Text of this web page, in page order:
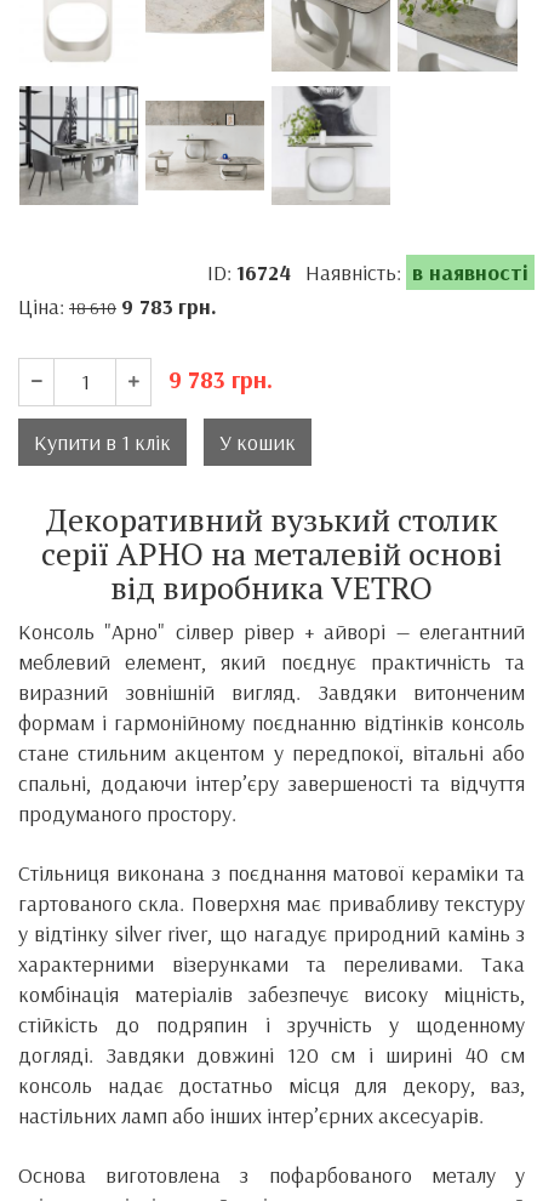
ID: 16724Наявність: в наявності
Ціна: 18 610 9 783 грн.
9 783 грн.
Купити в 1 клік У кошик
Декоративний вузький столик
серії АРНО на металевій основі
від виробника VETRO
Консоль "Арно" сілвер рівер + айворі — елегантний
меблевий елемент, який поєднує практичність та
виразний зовнішній вигляд. Завдяки витонченим
формам і гармонійному поєднанню відтінків консоль
стане стильним акцентом у передпокої, вітальні або
спальні, додаючи інтер’єру завершеності та відчуття
продуманого простору.
Стільниця виконана з поєднання матової кераміки та
гартованого скла. Поверхня має привабливу текстуру
у відтінку silver river, що нагадує природний камінь з
характерними візерунками та переливами. Така
комбінація матеріалів забезпечує високу міцність,
стійкість до подряпин і зручність у щоденному
догляді. Завдяки довжині 120 см і ширині 40 см
консоль надає достатньо місця для декору, ваз,
настільних ламп або інших інтер’єрних аксесуарів.
Основа виготовлена з пофарбованого металу у